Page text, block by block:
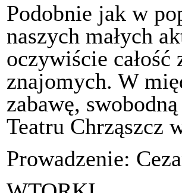
Podobnie jak w
naszych małych
oczywiście
znajomych. W
zabawę,
Teatru Chrząszcz
Prowadzenie: